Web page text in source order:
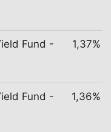
Fund -
1,37%
Fund -
1,36%